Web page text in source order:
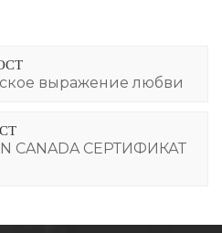
выражение любви
CANADA СЕРТИФИКАТ